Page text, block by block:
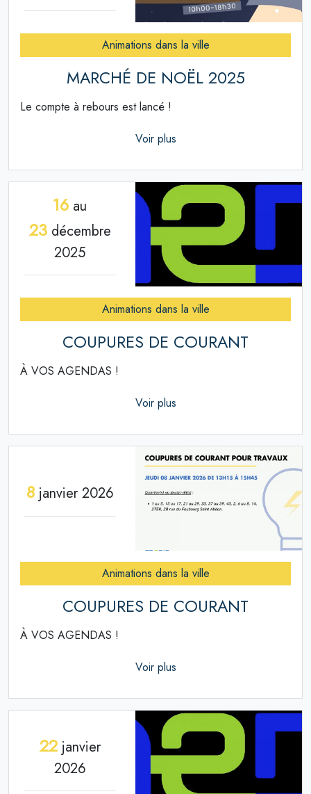
Animations dans la ville
MARCHÉ DE NOËL 2025
Le compte à rebours est lancé !
Voir plus
16 au
23décembre
2025
Animations dans la ville
COUPURES DE COURANT
À VOS AGENDAS !
Voir plus
8janvier 2026
Animations dans la ville
COUPURES DE COURANT
À VOS AGENDAS !
Voir plus
22janvier
2026